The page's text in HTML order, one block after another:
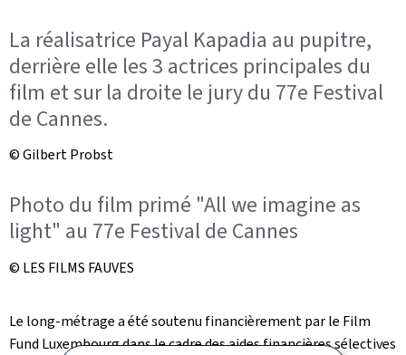
La réalisatrice Payal Kapadia au pupitre,
derrière elle les 3 actrices principales du
film et sur la droite le jury du 77e Festival
de Cannes.
© Gilbert Probst
Photo du film primé "All we imagine as
light" au 77e Festival de Cannes
© LES FILMS FAUVES
Le long-métrage a été soutenu financièrement par le Film
Fund Luxembourgdans le cadre des aides financières sélectives